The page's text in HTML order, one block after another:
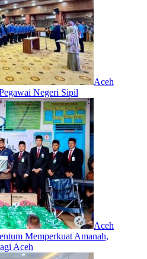
Aceh
Negeri Sipil
Aceh
Memperkuat Amanah,
Aceh